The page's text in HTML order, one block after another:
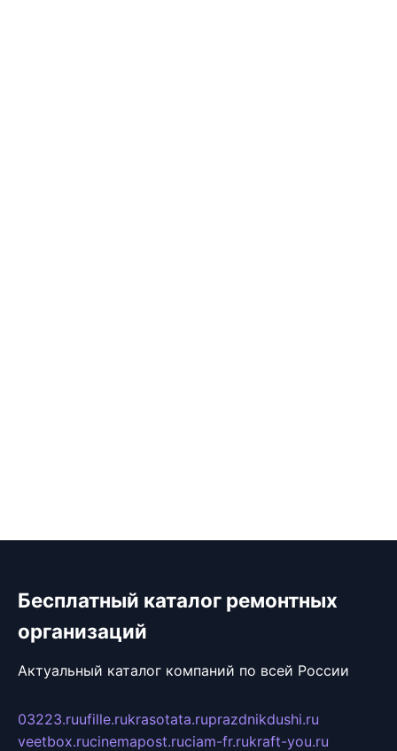
Бесплатный каталог ремонтных
организаций
Актуальный каталог компаний по всей России
03223.ruufille.rukrasotata.ruprazdnikdushi.ru
veetbox.rucinemapost.ruciam-fr.rukraft-you.ru